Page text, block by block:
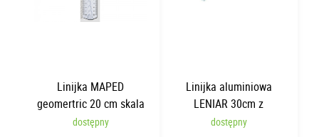
Linijka MAPED
geomertric 20 cm skala
po obu stronach z
dostępny
Linijka aluminiowa
LENIAR 30cm z
uchwytem 30161
dostępny